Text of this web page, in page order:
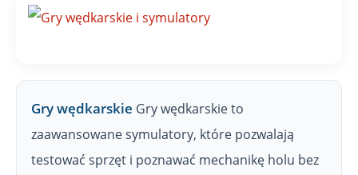
Gry wędkarskie Gry wędkarskie to
zaawansowane symulatory, które pozwalają
testować sprzęt i poznawać mechanikę holu bez